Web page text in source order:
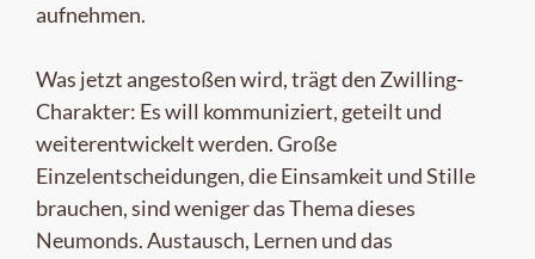
aufnehmen.
Was jetzt angestoßen wird, trägt den Zwilling-
Charakter: Es will kommuniziert, geteilt und
weiterentwickelt werden. Große
Einzelentscheidungen, die Einsamkeit und Stille
brauchen, sind weniger das Thema dieses
Neumonds. Austausch, Lernen und das